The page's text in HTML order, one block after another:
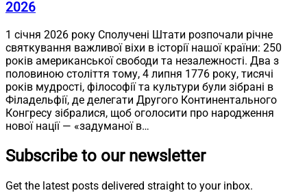
2026
1 січня 2026 року Сполучені Штати розпочали річне
святкування важливої віхи в історії нашої країни: 250
років американської свободи та незалежності. Два з
половиною століття тому, 4 липня 1776 року, тисячі
років мудрості, філософії та культури були зібрані в
Філадельфії, де делегати Другого Континентального
Конгресу зібралися, щоб оголосити про народження
нової нації — «задуманої в…
Subscribe to our newsletter
Get the latest posts delivered straight to your inbox.